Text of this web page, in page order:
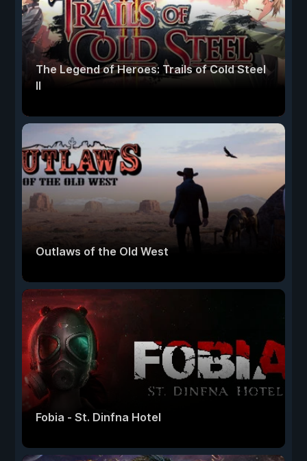
The Legend of Heroes: Trails of Cold Steel
II
Outlaws of the Old West
Fobia - St. Dinfna Hotel